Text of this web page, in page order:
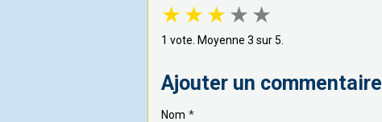
★ ★ ★ ★ ★
1 vote. Moyenne 3 sur 5.
Ajouter un commentaire
Nom